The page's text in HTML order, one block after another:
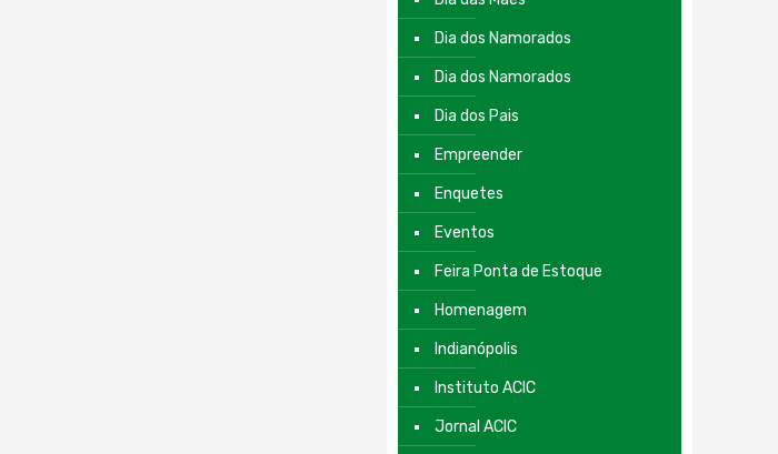
Dia dos Namorados
Dia dos Namorados
Dia dos Pais
Empreender
Enquetes
Eventos
Feira Ponta de Estoque
Homenagem
Indianópolis
Instituto ACIC
Jornal ACIC